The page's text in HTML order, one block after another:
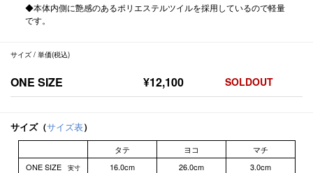
◆本体内側に艶感のあるポリエステルツイルを採用しているので軽量
です。
サイズ / 単価(税込)
ONE SIZE ¥12,100 SOLDOUT
サイズ（サイズ表）
タテ ヨコ
マチ
ONE SIZE実寸 16.0cm 26.0cm 3.0cm